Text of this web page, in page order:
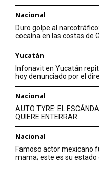
Nacional
Duro golpe al
cocaína en las costas de
Yucatán
Infonavit en Yucatán
hoy denunciado por el
Nacional
AUTO TYRE: EL
QUIERE ENTERRAR
Nacional
Famoso actor mexicano
mama; este es su estado